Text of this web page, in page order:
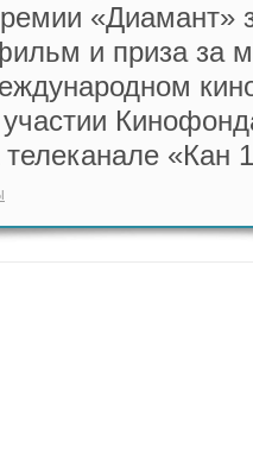
«Диамант»
и приза за
«Кан